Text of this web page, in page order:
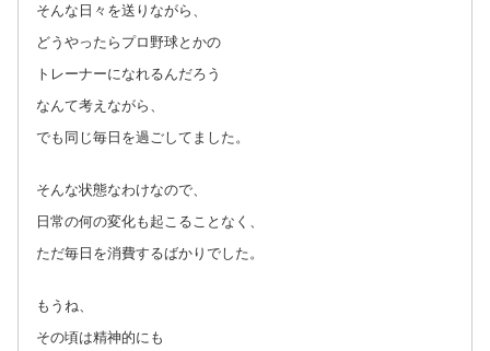
そんな日々を送りながら、
どうやったらプロ野球とかの
トレーナーになれるんだろう
なんて考えながら、
でも同じ毎日を過ごしてました。
そんな状態なわけなので、
日常の何の変化も起こることなく、
ただ毎日を消費するばかりでした。
もうね、
その頃は精神的にも